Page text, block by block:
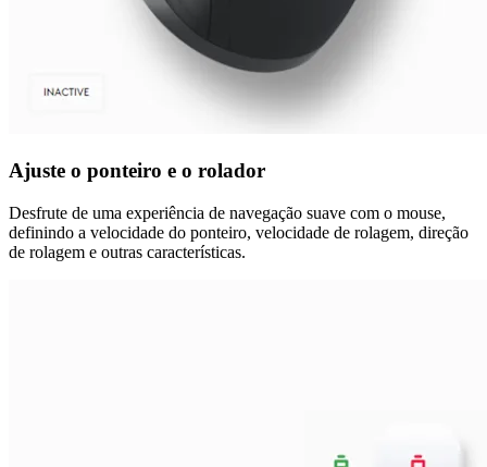
Ajuste o ponteiro e o rolador
Desfrute de uma experiência de navegação suave com o mouse,
definindo a velocidade do ponteiro, velocidade de rolagem, direção
de rolagem e outras características.